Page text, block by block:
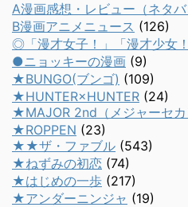
A漫画感想・レビュー（ネタバ
B漫画アニメニュース (126)
◎「漫才女子！」「漫才少女！
●ニョッキーの漫画 (9)
★BUNGO(ブンゴ) (109)
★HUNTER×HUNTER (24)
★MAJOR 2nd（メジャーセカ
★ROPPEN (23)
★★ザ・ファブル (543)
★ねずみの初恋 (74)
★はじめの一歩 (217)
★アンダーニンジャ (19)